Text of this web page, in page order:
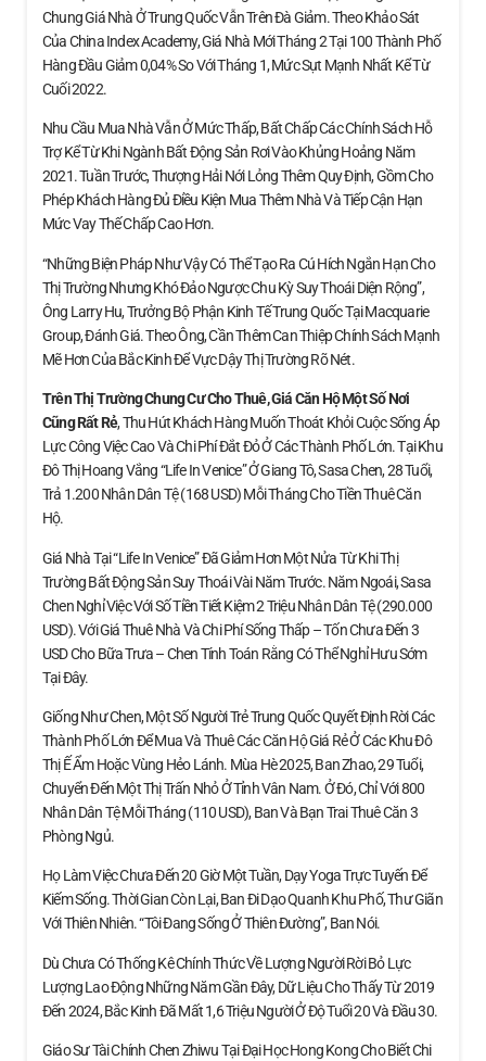
Chung Giá Nhà Ở Trung Quốc Vẫn Trên Đà Giảm. Theo Khảo Sát
Của China Index Academy, Giá Nhà Mới Tháng 2 Tại 100 Thành Phố
Hàng Đầu Giảm 0,04% So Với Tháng 1, Mức Sụt Mạnh Nhất Kể Từ
Cuối 2022.
Nhu Cầu Mua Nhà Vẫn Ở Mức Thấp, Bất Chấp Các Chính Sách Hỗ
Trợ Kể Từ Khi Ngành Bất Động Sản Rơi Vào Khủng Hoảng Năm
2021. Tuần Trước, Thượng Hải Nới Lỏng Thêm Quy Định, Gồm Cho
Phép Khách Hàng Đủ Điều Kiện Mua Thêm Nhà Và Tiếp Cận Hạn
Mức Vay Thế Chấp Cao Hơn.
“Những Biện Pháp Như Vậy Có Thể Tạo Ra Cú Hích Ngắn Hạn Cho
Thị Trường Nhưng Khó Đảo Ngược Chu Kỳ Suy Thoái Diện Rộng”,
Ông Larry Hu, Trưởng Bộ Phận Kinh Tế Trung Quốc Tại Macquarie
Group, Đánh Giá. Theo Ông, Cần Thêm Can Thiệp Chính Sách Mạnh
Mẽ Hơn Của Bắc Kinh Để Vực Dậy Thị Trường Rõ Nét.
Trên Thị Trường Chung Cư Cho Thuê, Giá Căn HộMột Số Nơi
Cũng Rất Rẻ, Thu Hút Khách Hàng Muốn Thoát Khỏi Cuộc Sống Áp
Lực Công Việc Cao Và Chi Phí Đắt Đỏ Ở Các Thành Phố Lớn. Tại Khu
Đô Thị Hoang Vắng “Life In Venice” Ở Giang Tô, Sasa Chen, 28 Tuổi,
Trả 1.200 Nhân Dân Tệ (168 USD) Mỗi Tháng Cho Tiền Thuê Căn
Hộ.
Giá Nhà Tại “Life In Venice” Đã Giảm Hơn Một Nửa Từ Khi Thị
Trường Bất Động Sản Suy Thoái Vài Năm Trước. Năm Ngoái, Sasa
Chen Nghỉ Việc Với Số Tiền Tiết Kiệm 2 Triệu Nhân Dân Tệ (290.000
USD). Với Giá Thuê Nhà Và Chi Phí Sống Thấp – Tốn Chưa Đến 3
USD Cho Bữa Trưa – Chen Tính Toán Rằng Có Thể Nghỉ Hưu Sớm
Tại Đây.
Giống Như Chen, Một Số Người Trẻ Trung Quốc Quyết Định Rời Các
Thành Phố Lớn Để Mua Và Thuê Các Căn Hộ Giá Rẻ Ở Các Khu Đô
Thị Ế Ẩm Hoặc Vùng Hẻo Lánh. Mùa Hè 2025, Ban Zhao, 29 Tuổi,
Chuyển Đến Một Thị Trấn Nhỏ Ở Tỉnh Vân Nam. Ở Đó, Chỉ Với 800
Nhân Dân Tệ Mỗi Tháng (110 USD), Ban Và Bạn Trai Thuê Căn 3
Phòng Ngủ.
Họ Làm Việc Chưa Đến 20 Giờ Một Tuần, Dạy Yoga Trực Tuyến Để
Kiếm Sống. Thời Gian Còn Lại, Ban Đi Dạo Quanh Khu Phố, Thư Giãn
Với Thiên Nhiên. “Tôi Đang Sống Ở Thiên Đường”, Ban Nói.
Dù Chưa Có Thống Kê Chính Thức Về Lượng Người Rời Bỏ Lực
Lượng Lao Động Những Năm Gần Đây, Dữ Liệu Cho Thấy Từ 2019
Đến 2024, Bắc Kinh Đã Mất 1,6 Triệu Người Ở Độ Tuổi 20 Và Đầu 30.
Giáo Sư Tài Chính Chen Zhiwu Tại Đại Học Hong Kong Cho Biết Chi